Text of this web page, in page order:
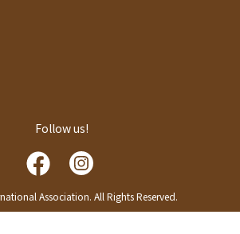
Follow us!
Association. All Rights Reserved.